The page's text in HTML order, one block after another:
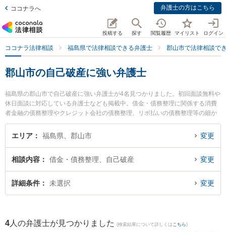
ココナラへ 弁護士の方はこちら
投稿する 探す 閲覧履歴 マイリスト ログイン
ココナラ法律相談 福島県で法律相談できる弁護士 郡山市で法律相談で
郡山市の自己破産に強い弁護士
福島県の郡山市で自己破産に強い弁護士が4名見つかりました。初回面談無料や
休日面談に対応している弁護士なども掲載中。借金・債務整理に関係する消費
者金融の債務整理やクレジット会社の債務整理、リボ払いの債務整理等の細か
な分野での絞り込み検索もでき便利です。特に令法律事務所の吉田 尚志弁護士
や令法律事務所の平間 裕子弁護士、弁護士法人アルマ郡山法律事務所の三瓶 正
い』『自己破産のトラブル解決の実績豊富な近くの弁護士を検索したい』『初
回相談無料で自己破産を法律相談できる郡山市内の弁護士に相談予約したい』
などでお困りの相談者さんにおすすめです。
エリア 福島県、郡山市 変更
相談内容 借金・債務整理、自己破産 変更
詳細条件 未選択 変更
4 人の弁護士が見つかりました (検索結果について詳しくは こちら)